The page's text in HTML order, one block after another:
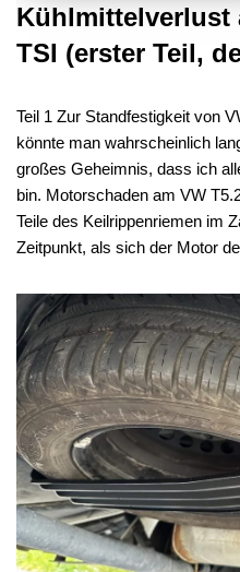
Kühlmittelverlust
TSI (erster Teil,
Teil 1 Zur Standfestigkeit von
könnte man wahrscheinlich
großes Geheimnis, dass ich
bin. Motorschaden am VW
Teile des Keilrippenriemen im
Zeitpunkt, als sich der Motor